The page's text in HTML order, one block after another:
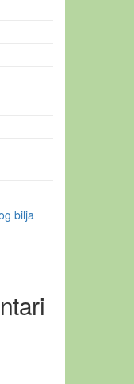
bilja